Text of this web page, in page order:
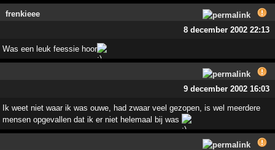
frenkieee
8 december 2002 22:13
Was een leuk feessie hoor
9 december 2002 16:03
Ik weet niet waar ik was ouwe, had zwaar veel gezopen, is wel meerdere
mensen opgevallen dat ik er niet helemaal bij was